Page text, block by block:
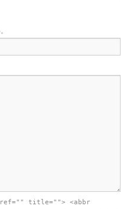
title=""> <abbr